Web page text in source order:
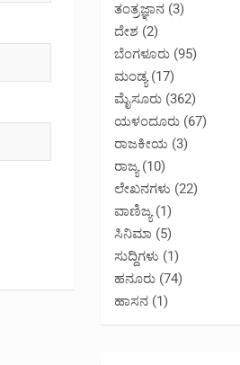
ತಂತ್ರಜ್ಞಾನ (3)
ದೇಶ (2)
ಬೆಂಗಳೂರು (95)
ಮಂಡ್ಯ(17)
ಮೈಸೂರು (362)
ಯಳಂದೂರು (67)
ರಾಜಕೀಯ (3)
ರಾಜ್ಯ(10)
ಲೇಖನಗಳು (22)
ವಾಣಿಜ್ಯ(1)
ಸಿನಿಮಾ (5)
ಸುದ್ದಿಗಳು (1)
ಹನೂರು (74)
ಹಾಸನ (1)